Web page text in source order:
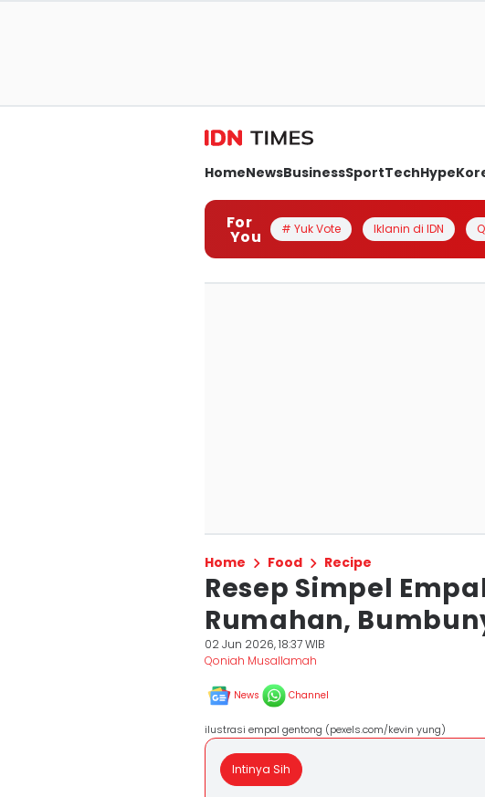
HomeNewsBusinessSportTechHype
For
You # Yuk Vote Iklanin di IDN
Home Food Recipe
Resep Simpel
Rumahan,
02 Jun 2026, 18:37 WIB
Qoniah Musallamah
News Channel
ilustrasi empal gentong (pexels.com/kevin yung)
Intinya Sih